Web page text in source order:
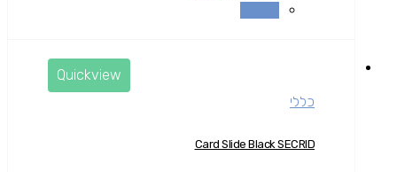
Quickview
כללי
Card Slide Black SECRID